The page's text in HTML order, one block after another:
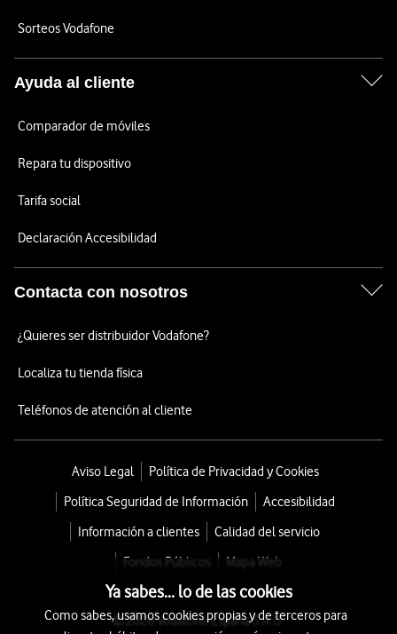
Sorteos Vodafone
Ayuda al cliente
Comparador de móviles
Repara tu dispositivo
Tarifa social
Declaración Accesibilidad
Contacta con nosotros
¿Quieres ser distribuidor Vodafone?
Localiza tu tienda física
Teléfonos de atención al cliente
Aviso Legal
Política de Privacidad y Cookies
Política Seguridad de Información
Accesibilidad
Información a clientes
Calidad del servicio
Fondos Públicos
Mapa Web
© 2026 Vodafone España S.A.U.
Ya sabes... lo de las cookies
Como sabes, usamos cookies propias y de terceros para